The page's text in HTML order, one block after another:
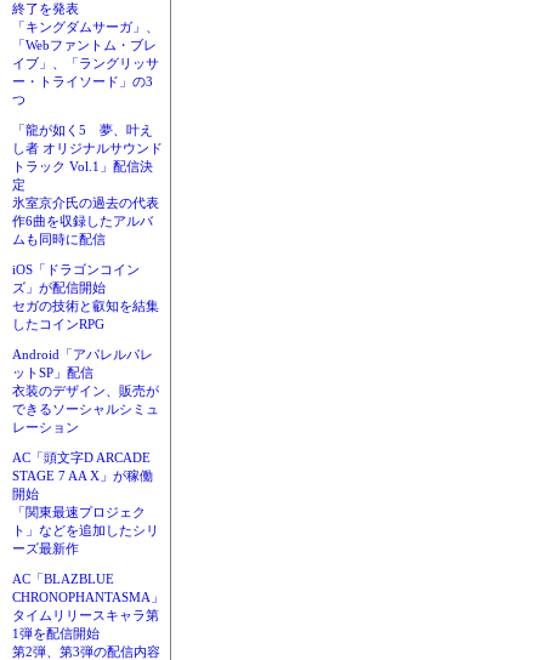
終了を発表
「キングダムサーガ」、
「Webファントム・ブレ
イブ」、「ラングリッサ
ー・トライソード」の3
つ
「龍が如く5 夢、叶え
し者 オリジナルサウンド
トラック Vol.1」配信決
定
氷室京介氏の過去の代表
作6曲を収録したアルバ
ムも同時に配信
iOS「ドラゴンコイン
ズ」が配信開始
セガの技術と叡知を結集
したコインRPG
Android「アパレルパレ
ットSP」配信
衣装のデザイン、販売が
できるソーシャルシミュ
レーション
AC「頭文字D ARCADE
STAGE 7 AA X」が稼働
開始
「関東最速プロジェク
ト」などを追加したシリ
ーズ最新作
AC「BLAZBLUE
CHRONOPHANTASMA」
タイムリリースキャラ第
1弾を配信開始
第2弾、第3弾の配信内容